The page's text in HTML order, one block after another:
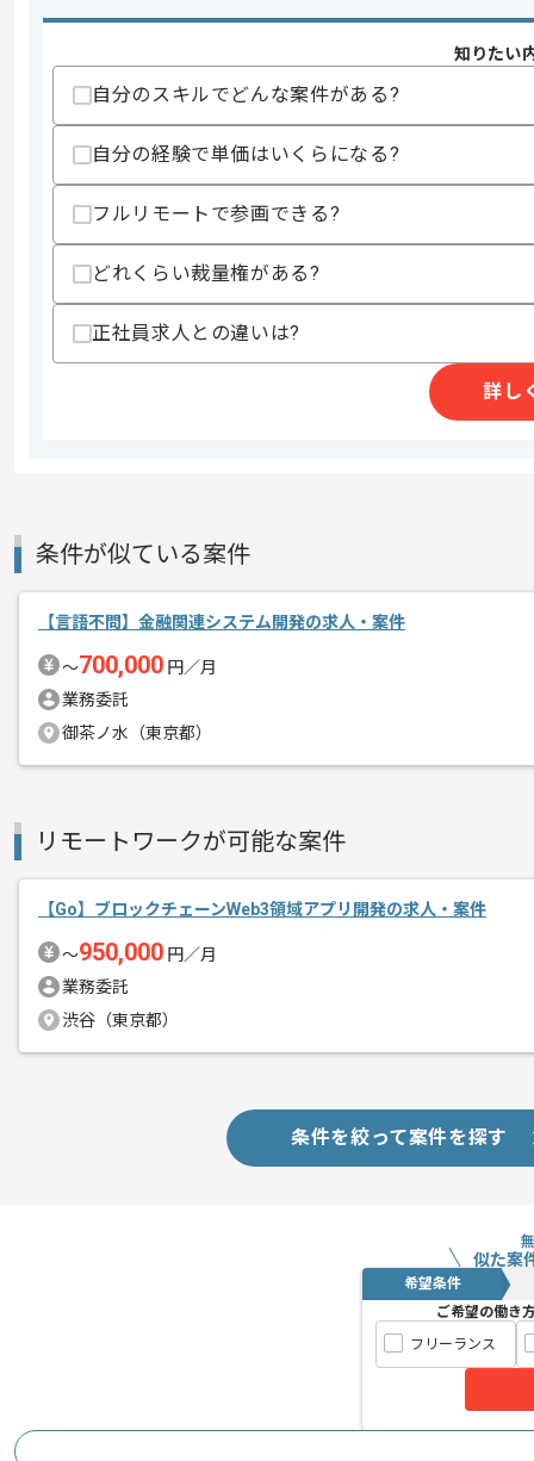
スキル
・金融、証券系のプロジェクトご経験
・詳細設計工程以降の実務
歓迎スキル
・AWSの知見
スキルに不安がある方へ
上記に似た経験やスキルをお持ちであれば申
140時間〜180時間
商談回数
募集人数
1人
作業開始日
2020/06/11
エージェントからのコ
メント
知りたい
自分のスキルでどんな案件がある?
自分の経験で単価はいくらになる?
フルリモートで参画できる?
どれくらい裁量権がある?
正社員求人との違いは?
詳し
条件が似ている案件
【言語不問】金融関連システム開発の求人・案件
〜700,000 円／月
業務委託
御茶ノ水（東京都）
リモートワークが可能な案件
【Go】ブロックチェーンWeb3領域アプリ開発の求人・案件
〜950,000 円／月
業務委託
渋谷（東京都）
条件を絞って案件を探す
似た案
希望条件
ご希望の働き
フリーランス